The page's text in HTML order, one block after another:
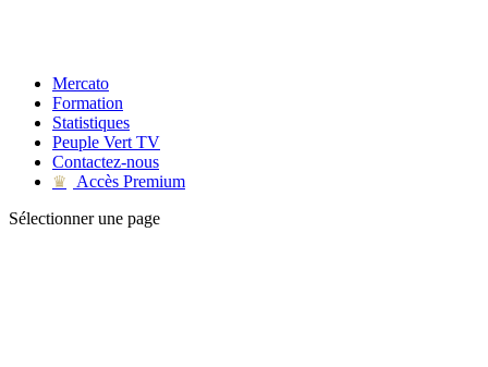
Mercato
Formation
Statistiques
Peuple Vert TV
Contactez-nous
♛
Accès Premium
Sélectionner une page